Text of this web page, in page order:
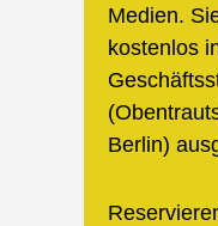
Medien.
kostenlos
Berlin)